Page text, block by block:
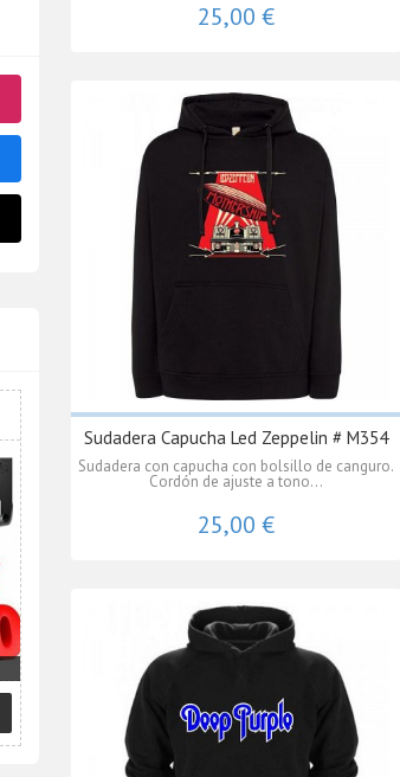
25,00 €
Sudadera Capucha Led Zeppelin # M354
Sudadera con capucha con bolsillo de canguro.
Cordón de ajuste a tono...
25,00 €